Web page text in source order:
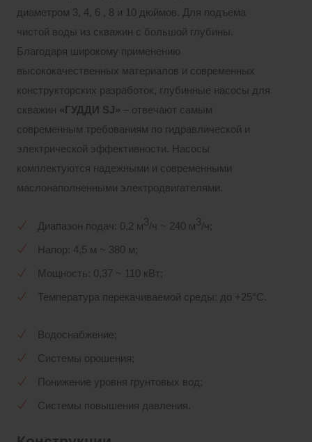
диаметром 3, 4, 6 , 8 и 10 дюймов. Для подъема
чистой воды из скважин с большой глубины.
Благодаря широкому применению
высококачественных материалов и современных
конструкторских разработок, глубинные насосы для
скважин «ГУДДИ SJ» – отвечают самым
современным требованиям по гидравлической и
электрической эффективности. Насосы
комплектуются надежными и современными
маслонаполненными электродвигателями.
Диапазон подач: 0,2 м3/ч ~ 240 м3/ч;
Напор: 4,5 м ~ 380 м;
Мощность: 0,37 ~ 110 кВт;
Температура перекачиваемой среды: до +25°С.
Водоснабжение;
Системы орошения;
Понижение уровня грунтовых вод;
Системы повышения давления.